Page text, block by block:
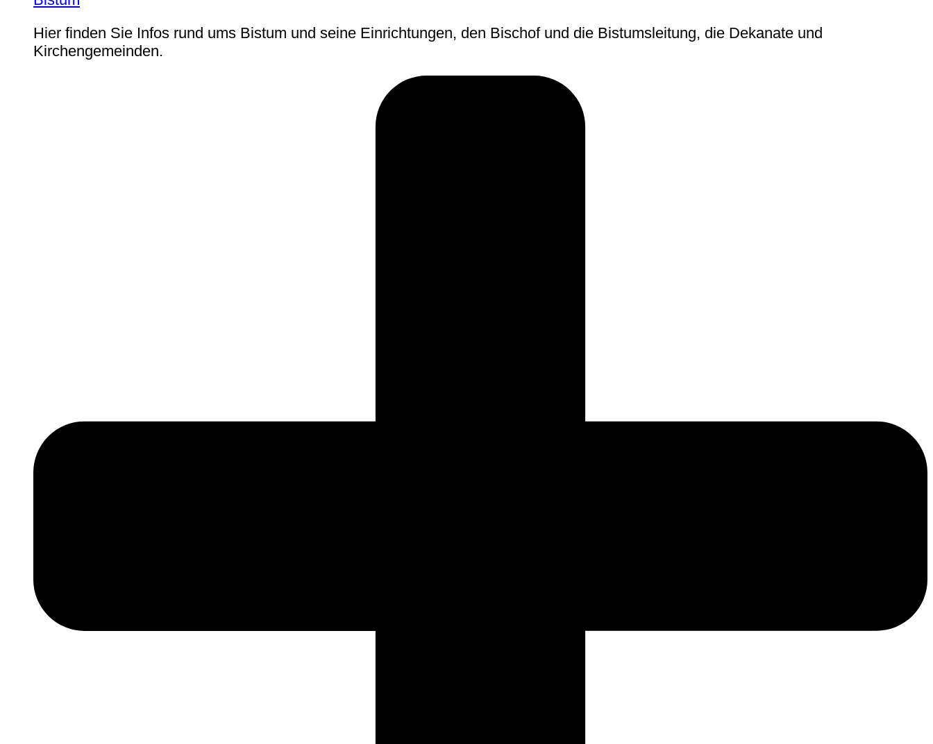
Hier finden Sie Infos rund ums Bistum und seine Einrichtungen, den Bischof und die Bistumsleitung, die Dekanate und
Kirchengemeinden.